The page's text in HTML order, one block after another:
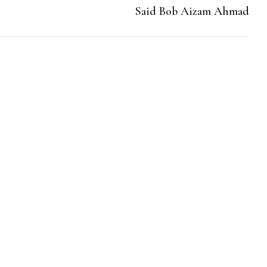
Said Bob Aizam Ahmad